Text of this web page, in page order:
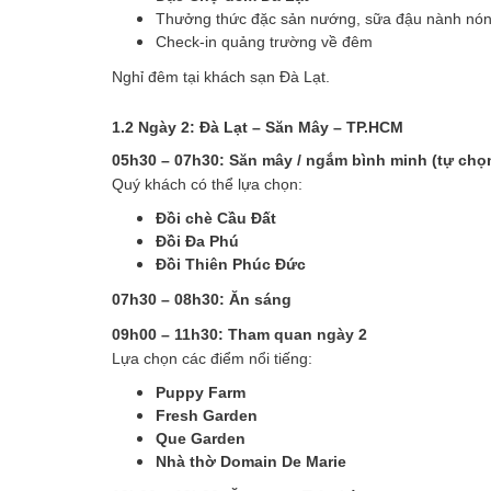
Thưởng thức đặc sản nướng, sữa đậu nành
Check-in quảng trường về đêm
Nghỉ đêm tại khách sạn Đà Lạt.
1.2 Ngày 2: Đà Lạt – Săn Mây – TP.HCM
05h30 – 07h30: Săn mây / ngắm bình minh (tự
Quý khách có thể lựa chọn:
Đồi chè Cầu Đất
Đồi Đa Phú
Đồi Thiên Phúc Đức
07h30 – 08h30: Ăn sáng
09h00 – 11h30: Tham quan ngày 2
Lựa chọn các điểm nổi tiếng:
Puppy Farm
Fresh Garden
Que Garden
Nhà thờ Domain De Marie